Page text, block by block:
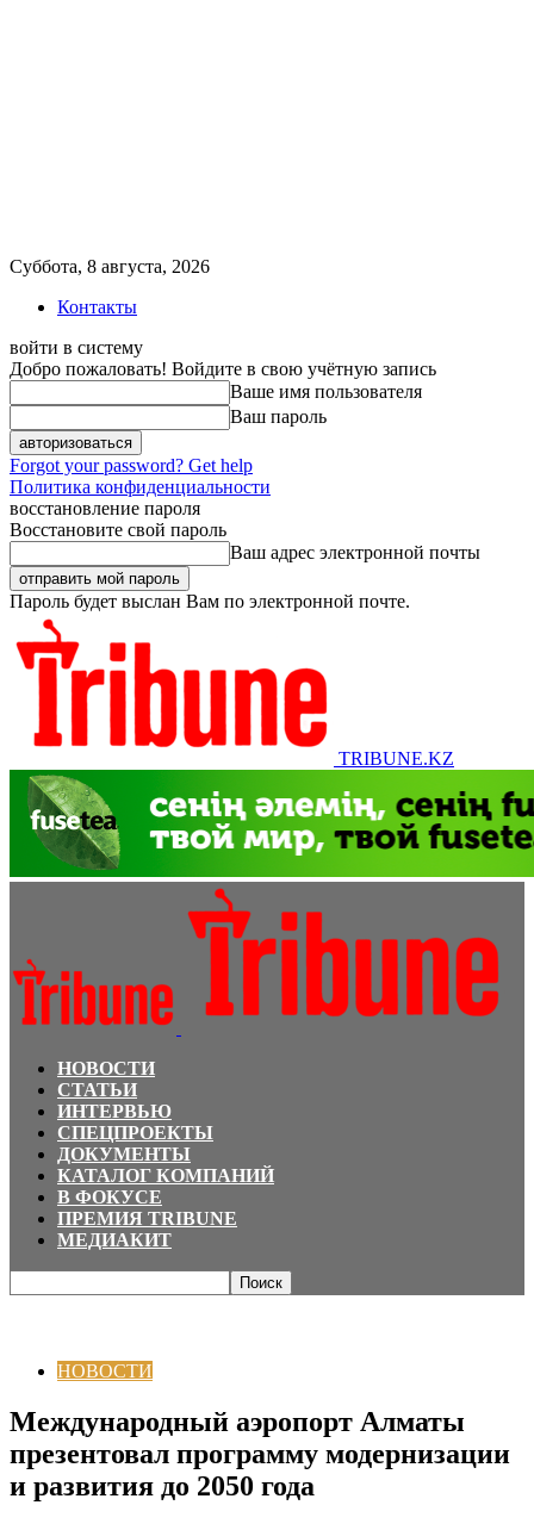
Суббота, 8 августа, 2026
Контакты
войти в систему
Добро пожаловать! Войдите в свою учётную запись
Ваше имя пользователя
Ваш пароль
Forgot your password? Get help
Политика конфиденциальности
восстановление пароля
Восстановите свой пароль
Ваш адрес электронной почты
Пароль будет выслан Вам по электронной почте.
TRIBUNE.KZ
НОВОСТИ
СТАТЬИ
ИНТЕРВЬЮ
СПЕЦПРОЕКТЫ
ДОКУМЕНТЫ
КАТАЛОГ КОМПАНИЙ
В ФОКУСЕ
ПРЕМИЯ TRIBUNE
МЕДИАКИТ
НОВОСТИ
Международный аэропорт Алматы
презентовал программу модернизации
и развития до 2050 года